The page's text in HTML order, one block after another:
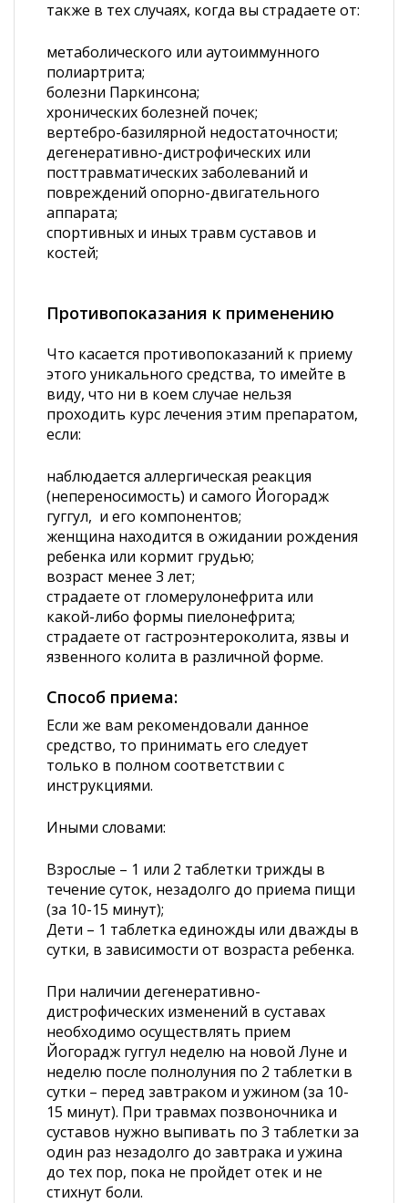
также в тех случаях, когда вы страдаете от:
метаболического или аутоиммунного
полиартрита;
болезни Паркинсона;
хронических болезней почек;
вертебро-базилярной недостаточности;
дегенеративно-дистрофических или
посттравматических заболеваний и
повреждений опорно-двигательного
аппарата;
спортивных и иных травм суставов и
костей;
Противопоказания к применению
Что касается противопоказаний к приему
этого уникального средства, то имейте в
виду, что ни в коем случае нельзя
проходить курс лечения этим препаратом,
если:
наблюдается аллергическая реакция
(непереносимость) и самого Йогорадж
гуггул, и его компонентов;
женщина находится в ожидании рождения
ребенка или кормит грудью;
возраст менее 3 лет;
страдаете от гломерулонефрита или
какой-либо формы пиелонефрита;
страдаете от гастроэнтероколита, язвы и
язвенного колита в различной форме.
Способ приема:
Если же вам рекомендовали данное
средство, то принимать его следует
только в полном соответствии с
инструкциями.
Иными словами:
Взрослые – 1 или 2 таблетки трижды в
течение суток, незадолго до приема пищи
(за 10-15 минут);
Дети – 1 таблетка единожды или дважды в
сутки, в зависимости от возраста ребенка.
При наличии дегенеративно-
дистрофических изменений в суставах
необходимо осуществлять прием
Йогорадж гуггул неделю на новой Луне и
неделю после полнолуния по 2 таблетки в
сутки – перед завтраком и ужином (за 10-
15 минут). При травмах позвоночника и
суставов нужно выпивать по 3 таблетки за
один раз незадолго до завтрака и ужина
до тех пор, пока не пройдет отек и не
стихнут боли.